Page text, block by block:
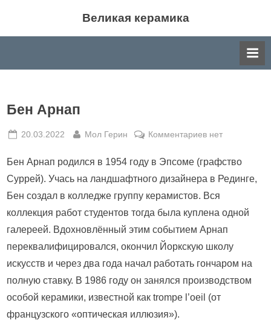
Великая керамика
история, производство, различные направления в
Бен Арнап
Posted
20.03.2022 By
Мол Герин Комментариевк
Бен
Арнап
нет
Бен Арнап родился в 1954 году в Эпсоме (графство
Суррей). Учась на ландшафтного дизайнера в Рединге,
Бен создал в колледже группу керамистов. Вся
коллекция работ студентов тогда была куплена одной
галереей. Вдохновлённый этим событием Арнап
переквалифицировался, окончил Йоркскую школу
искусств и через два года начал работать гончаром на
полную ставку. В 1986 году он занялся производством
особой керамики, известной как trompe l’oeil (от
французского «оптическая иллюзия»).